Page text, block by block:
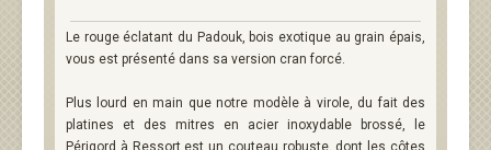
Le rouge éclatant du Padouk, bois exotique au grain épais,
vous est présenté dans sa version cran forcé.
Plus lourd en main que notre modèle à virole, du fait des
platines et des mitres en acier inoxydable brossé, le
Périgord à Ressort est un couteau robuste, dont les côtes